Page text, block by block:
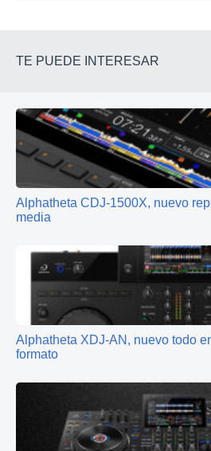
TE PUEDE INTERESAR
Alphatheta CDJ-1500X, nuevo
media
Alphatheta XDJ-AN, nuevo todo
formato